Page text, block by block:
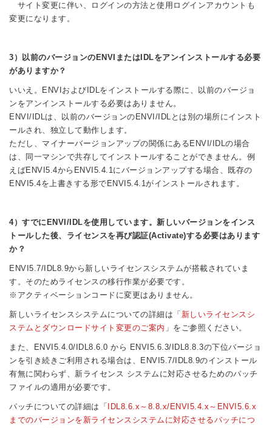
サイト変更に伴い、ログインの方法と使用ログインアカウントも
変更になります。
3）以前のバージョンのENVIまたはIDLをアンインストールする必要
がありますか？
いいえ。ENVIおよびIDLをインストールする際に、以前のバージョ
ンをアンインストールする必要はありません。
ENVI/IDLは、以前のバージョンのENVI/IDLとは別の場所にインスト
ールされ、独立して動作します。
ただし、マイナーバージョンアップの関係にあるENVI/IDLの場合
は、同一マシンで共存してインストールすることができません。例
えばENVI5.4からENVI5.4.1にバージョンアップする場合、既存の
ENVI5.4を上書きする形でENVI5.4.1がインストールされます。
4）すでにENVI/IDLを使用しています。新しいバージョンをインス
トールした後、ライセンスを再び認証(Activate)する必要はあります
か？
ENVI5.7/IDL8.9から新しいライセンスシステムが搭載されていま
す。そのためライセンスの移行作業が必要です。
※アクティベーションコードに変更はありません。
新しいライセンスシステムについての詳細は「 新しいライセンスシ
ステムとダウンロードサイト変更のご案内 」をご参照ください。
また、ENVI5.4.0/IDL8.6.0 から ENVI5.6.3/IDL8.8.3の下位バージョ
ンを引き続きご利用される場合は、ENVI5.7/IDL8.9のインストール
有無に関わらず、新ライセンス システムに対応させるためのパッチ
ファイルの適用が必要です。
パッチについての詳細は「
IDL8.6.x～8.8.x/ENVI5.4.x～ENVI5.6.x
までのバージョンを新ライセンスシステムに対応させるパッチにつ